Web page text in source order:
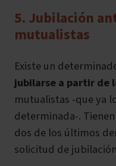
5. Jubilación
mutualistas
Existe un
jubilarse a partir de
mutualistas -que ya
determinada-.
dos de los últimos
solicitud de